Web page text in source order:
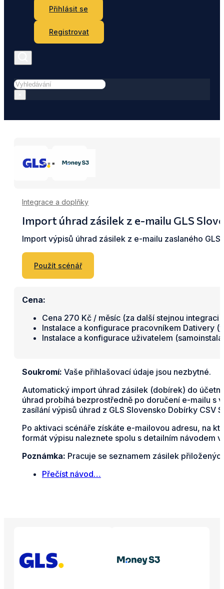
Přihlásit se
Registrovat
Hledat
Integrace a doplňky
Import úhrad zásilek z e-mailu GLS
Import výpisů úhrad zásilek z e-mailu zaslaného
Použít scénář
Cena:
Cena 270 Kč / měsíc (za další stejnou integraci
Instalace a konfigurace pracovníkem Dativery (
Instalace a konfigurace uživatelem
Soukromí: Vaše přihlašovací údaje jsou nezbytné.
Automatický import úhrad zásilek (dobírek) do
úhrad probíhá bezprostředně po doručení e-mailu s
zasílání výpisů úhrad z GLS Slovensko Dobírky
Po aktivaci scénáře získáte e-mailovou adresu, na
formát výpisu naleznete spolu s detailním návodem v
Poznámka: Pracuje se seznamem zásilek
Přečíst návod…